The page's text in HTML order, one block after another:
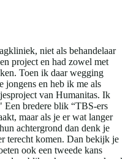
niet als behandelaar
project en had zowel met
Toen ik daar wegging
en heb ik me als
van Humanitas. Ik
Een bredere blik “TBS-ers
maar als je er wat langer
achtergrond dan denk je
terecht komen. Dan bekijk je
ook een tweede kans